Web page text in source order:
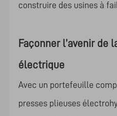
construire des usines à
Façonner l’avenir de
électrique
Avec un portefeuille
presses plieuses